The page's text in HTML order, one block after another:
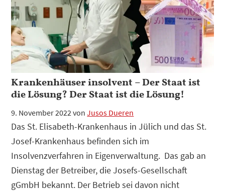
KFZ-
Kennzeichen
„Monschau“-
GO
Verbot
Krankenhäuser insolvent – Der Staat ist
die Lösung? Der Staat ist die Lösung!
9. November 2022 vonJusos Dueren
Das St. Elisabeth-Krankenhaus in Jülich und das St.
Josef-Krankenhaus befinden sich im
Insolvenzverfahren in Eigenverwaltung. Das gab an
Dienstag der Betreiber, die Josefs-Gesellschaft
gGmbH bekannt. Der Betrieb sei davon nicht